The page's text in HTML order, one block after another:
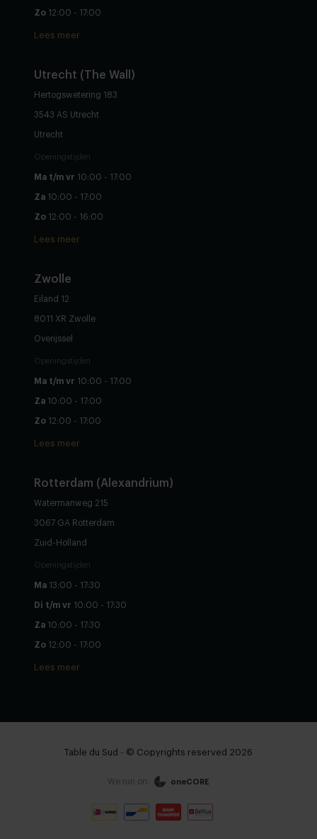
Zo 12:00 - 17:00
Lees meer
Utrecht (The Wall)
Hertogswetering 183
3543 AS Utrecht
Utrecht
Openingstijden
Ma t/m vr 10:00 - 17:00
Za 10:00 - 17:00
Zo 12:00 - 16:00
Lees meer
Zwolle
Eiland 12
8011 XR Zwolle
Overijssel
Openingstijden
Ma t/m vr 10:00 - 17:00
Za 10:00 - 17:00
Zo 12:00 - 17:00
Lees meer
Rotterdam (Alexandrium)
Watermanweg 215
3067 GA Rotterdam
Zuid-Holland
Openingstijden
Ma 13:00 - 17:30
Di t/m vr 10:00 - 17:30
Za 10:00 - 17:30
Zo 12:00 - 17:00
Lees meer
Table du Sud - © Copyrights reserved 2026
We run on: oneCORE